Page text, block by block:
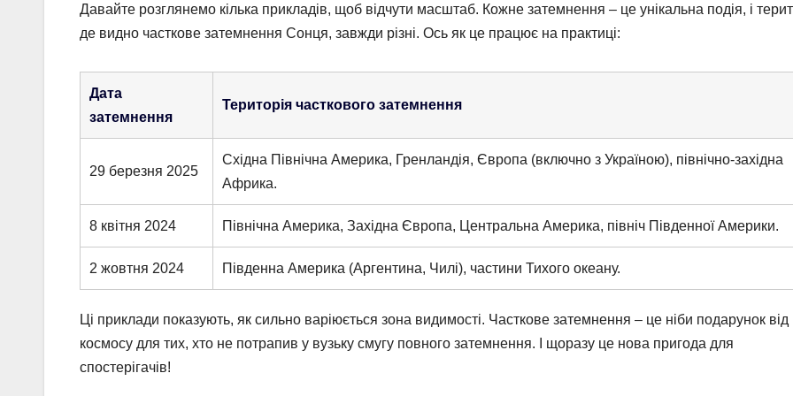
Давайте розглянемо кілька прикладів, щоб відчути масштаб. Кожне затемнення – це унікальна подія, і
де видно часткове затемнення Сонця, завжди різні. Ось як це працює на практиці:
Дата
затемнення
Територія часткового затемнення
29 березня 2025
Східна Північна Америка, Гренландія, Європа (включно з Україною), північно-західна
Африка.
8 квітня 2024 Північна Америка, Західна Європа, Центральна Америка, північ Південної Америки.
2 жовтня 2024 Південна Америка (Аргентина, Чилі), частини Тихого океану.
Ці приклади показують, як сильно варіюється зона видимості. Часткове затемнення – це ніби подарунок від
космосу для тих, хто не потрапив у вузьку смугу повного затемнення. І щоразу це нова пригода для
спостерігачів!